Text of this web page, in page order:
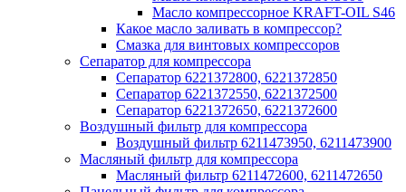
Масло компрессорное KRAFT-OIL S46
Какое масло заливать в компрессор?
Смазка для винтовых компрессоров
Сепаратор для компрессора
Сепаратор 6221372800, 6221372850
Сепаратор 6221372550, 6221372500
Сепаратор 6221372650, 6221372600
Воздушный фильтр для компрессора
Воздушный фильтр 6211473950, 6211473900
Масляный фильтр для компрессора
Масляный фильтр 6211472600, 6211472650